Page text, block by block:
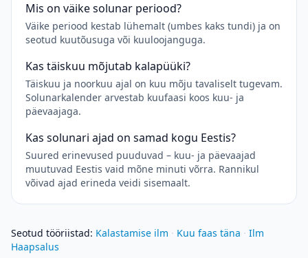
Mis on väike solunar periood?
Väike periood kestab lühemalt (umbes kaks tundi) ja on
seotud kuutõusuga või kuuloojanguga.
Kas täiskuu mõjutab kalapüüki?
Täiskuu ja noorkuu ajal on kuu mõju tavaliselt tugevam.
Solunarkalender arvestab kuufaasi koos kuu- ja
päevaajaga.
Kas solunari ajad on samad kogu Eestis?
Suured erinevused puuduvad – kuu- ja päevaajad
muutuvad Eestis vaid mõne minuti võrra. Rannikul
võivad ajad erineda veidi sisemaalt.
Seotud tööriistad: Kalastamise ilm · Kuu faas täna · Ilm
Haapsalus